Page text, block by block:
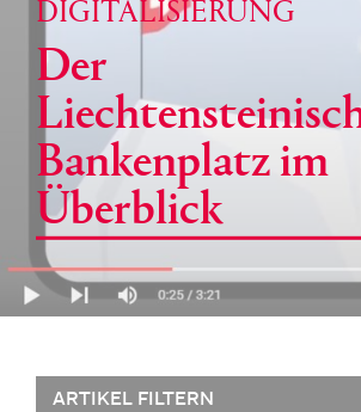
Der
Bankenplatz im
Überblick